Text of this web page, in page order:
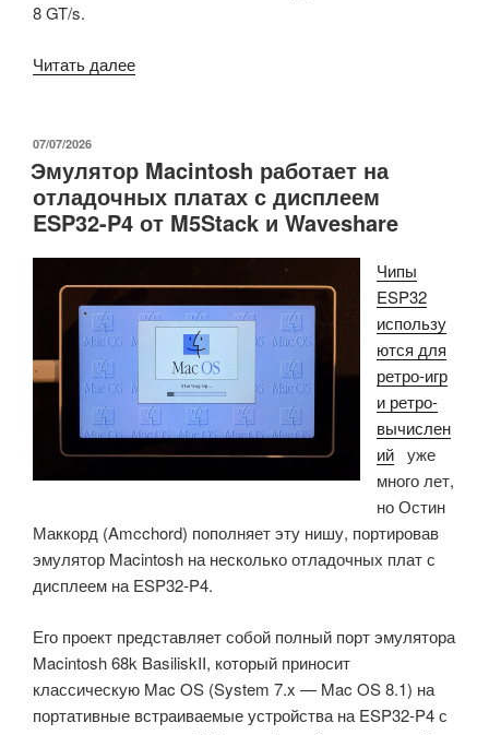
8 GT/s.
Читать далее«USB
UGen300
за
299,99
объединяет
Hailo-
10H
производительностью
40
TOPS
и
ГБ
LPDDR4»
ОПУБЛИКОВАНО
07/07/2026
Эмулятор Macintosh работает на
отладочных платах с дисплеем
ESP32-P4 от M5Stack и Waveshare
Чипы
ESP32
использу
ются для
ретро-игр
и ретро-
вычислен
ий уже
много лет,
но Остин
Маккорд (Amcchord) пополняет эту нишу, портировав
эмулятор Macintosh на несколько отладочных плат с
дисплеем на ESP32-P4.
Его проект представляет собой полный порт эмулятора
Macintosh 68k BasiliskII, который приносит
классическую Mac OS (System 7.x — Mac OS 8.1) на
портативные встраиваемые устройства на ESP32-P4 с